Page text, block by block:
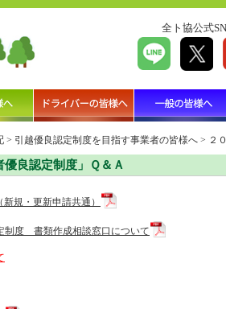
全ト協公式
> 引越優良認定制度を目指す事業者の皆様へ > ２
良認定制度」Ｑ＆Ａ
規・更新申請共通）
制度 書類作成相談窓口について